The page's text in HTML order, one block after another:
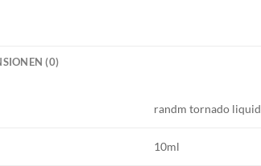
(0)
randm tornado liquid
10ml